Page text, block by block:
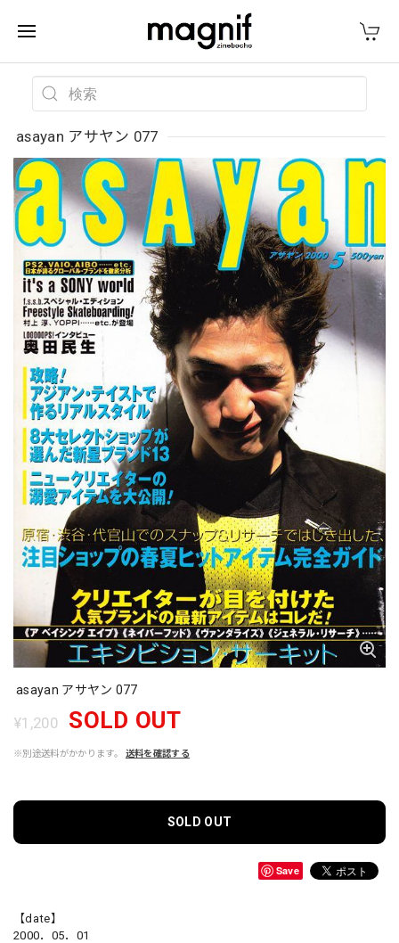
asayan アサヤン 077
asayan アサヤン 077
¥1,200 SOLD OUT
※別途送料がかかります。 送料を確認する
SOLD OUT
Save
【date】
2000．05．01